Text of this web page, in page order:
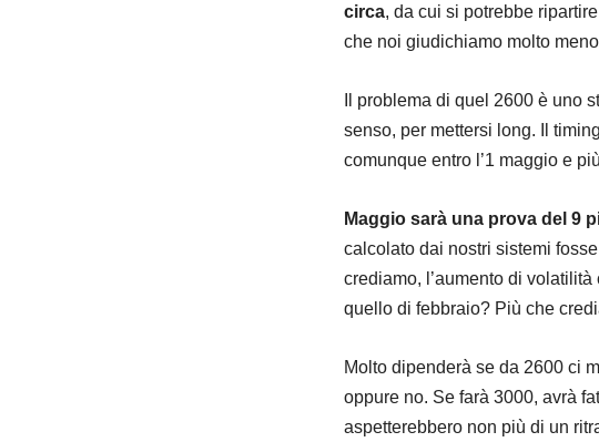
circa, da cui si potrebbe
che noi giudichiamo molto
Il problema di quel 2600 è uno
senso, per mettersi long. Il
comunque entro l’1 maggio e
Maggio sarà una prova del 9
calcolato dai nostri sistemi
crediamo, l’aumento di
quello di febbraio? Più che
Molto dipenderà se da 2600 ci
oppure no. Se farà 3000, avrà
aspetterebbero non più di un